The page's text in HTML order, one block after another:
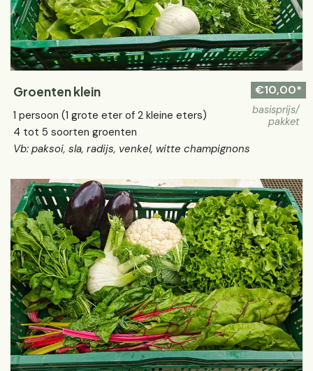
Groenten klein
1 persoon (1 grote eter of 2 kleine eters)
4 tot 5 soorten groenten
Vb: paksoi, sla, radijs, venkel, witte champignons
€10,00*
basisprijs/
pakket